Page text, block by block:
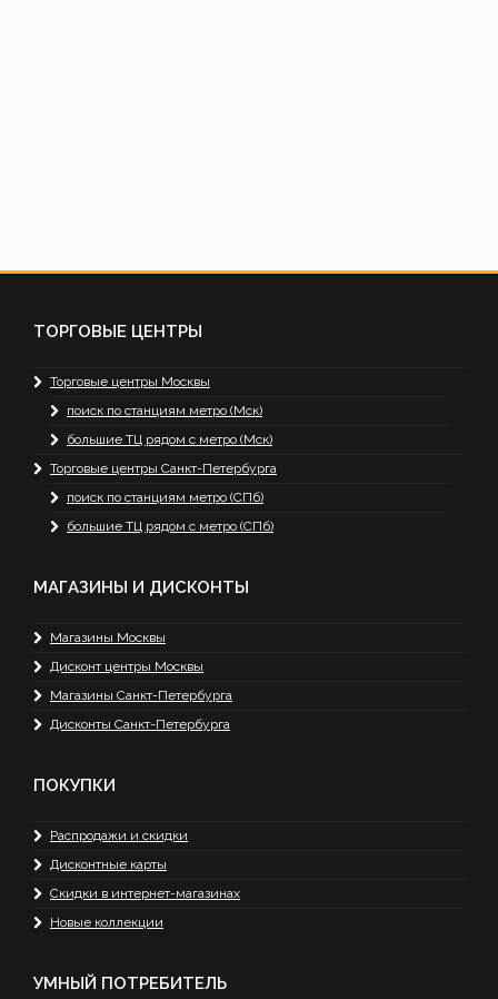
ТОРГОВЫЕ ЦЕНТРЫ
Торговые центры Москвы
поиск по станциям метро (Мск)
большие ТЦ рядом с метро (Мск)
Торговые центры Санкт-Петербурга
поиск по станциям метро (СПб)
большие ТЦ рядом с метро (СПб)
МАГАЗИНЫ И ДИСКОНТЫ
Магазины Москвы
Дисконт центры Москвы
Магазины Санкт-Петербурга
Дисконты Санкт-Петербурга
ПОКУПКИ
Распродажи и скидки
Дисконтные карты
Скидки в интернет-магазинах
Новые коллекции
УМНЫЙ ПОТРЕБИТЕЛЬ